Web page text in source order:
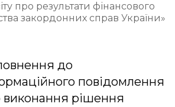
про результати фінансового
закордонних справ України»
до
повідомлення
виконання рішення